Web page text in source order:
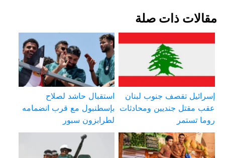
مقالات ذات صلة
إسرائيل تقصف جنوب لبنان
عقب مقتل جنديين ومحادثات
روما تستمر
استقبال حاشد لصلاح
بإسطنبول مع قرب انضمامه
لطرابزون سبور